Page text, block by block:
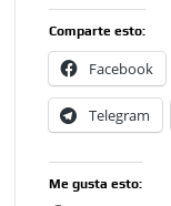
Comparte esto:
Facebook
Telegram
Me gusta esto: